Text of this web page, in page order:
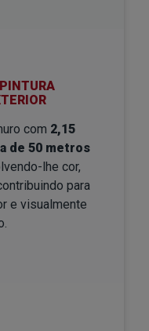
com 2,15
de 50 metros
lhe cor,
para
e visualmente